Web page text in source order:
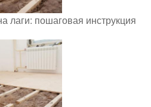
лаги: пошаговая инструкция